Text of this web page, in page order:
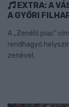
EXTRA: A
A GYŐRI
A „Zenélő piac”
rendhagyó
zenével.